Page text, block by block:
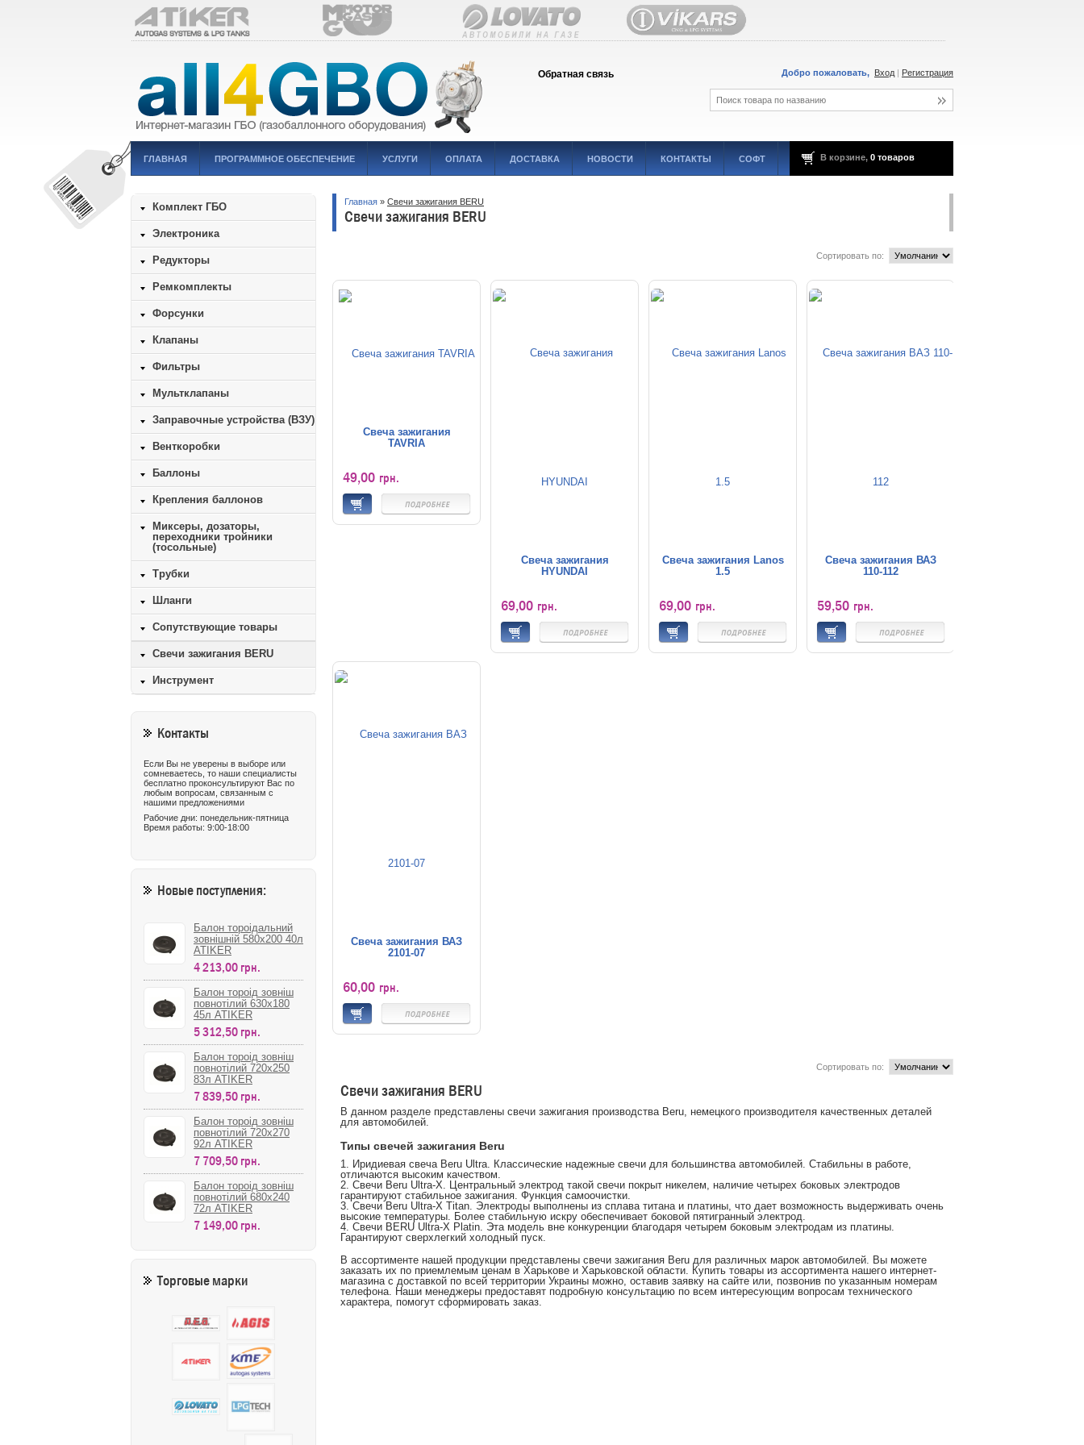
Обратная связь Добро пожаловать, Вход | Регистрация
В корзине, 0 товаров
ГЛАВНАЯ ПРОГРАММНОЕ ОБЕСПЕЧЕНИЕ УСЛУГИ ОПЛАТА ДОСТАВКА НОВОСТИ КОНТАКТЫ СОФТ
Главная » Свечи зажигания BERU
Свечи зажигания BERU
Сортировать по:
Свеча зажигания
TAVRIA
49,00 грн.
Свеча зажигания
HYUNDAI
69,00 грн.
Свеча зажигания Lanos
1.5
69,00 грн.
Свеча зажигания ВАЗ
110-112
59,50 грн.
Свеча зажигания ВАЗ
2101-07
60,00 грн.
Сортировать по:
Свечи зажигания BERU
В данном разделе представлены свечи зажигания производства Beru, немецкого производителя качественных деталей
для автомобилей.
Типы свечей зажигания Beru
1. Иридиевая свеча Beru Ultra. Классические надежные свечи для большинства автомобилей. Стабильны в работе,
отличаются высоким качеством.
2. Свечи Beru Ultra-X. Центральный электрод такой свечи покрыт никелем, наличие четырех боковых электродов
гарантируют стабильное зажигания. Функция самоочистки.
3. Свечи Beru Ultra-X Titan. Электроды выполнены из сплава титана и платины, что дает возможность выдерживать очень
высокие температуры. Более стабильную искру обеспечивает боковой пятигранный электрод.
4. Свечи BERU Ultra-X Platin. Эта модель вне конкуренции благодаря четырем боковым электродам из платины.
Гарантируют сверхлегкий холодный пуск.
В ассортименте нашей продукции представлены свечи зажигания Beru для различных марок автомобилей. Вы можете
заказать их по приемлемым ценам в Харькове и Харьковской области. Купить товары из ассортимента нашего интернет-
магазина с доставкой по всей территории Украины можно, оставив заявку на сайте или, позвонив по указанным номерам
телефона. Наши менеджеры предоставят подробную консультацию по всем интересующим вопросам технического
характера, помогут сформировать заказ.
Комплект ГБО
Электроника
Редукторы
Ремкомплекты
Форсунки
Клапаны
Фильтры
Мультклапаны
Заправочные устройства (ВЗУ)
Венткоробки
Баллоны
Крепления баллонов
Миксеры, дозаторы,
переходники тройники
(тосольные)
Трубки
Шланги
Сопутствующие товары
Свечи зажигания BERU
Инструмент
Контакты
Если Вы не уверены в выборе или
сомневаетесь, то наши специалисты
бесплатно проконсультируют Вас по
любым вопросам, связанным с
нашими предложениями
Рабочие дни: понедельник-пятница
Время работы: 9:00-18:00
Новые поступления:
Балон тороідальний
зовнішній 580х200 40л
ATIKER
4 213,00 грн.
Балон тороід зовніш
повнотілий 630х180
45л ATIKER
5 312,50 грн.
Балон тороід зовніш
повнотілий 720х250
83л ATIKER
7 839,50 грн.
Балон тороід зовніш
повнотілий 720х270
92л ATIKER
7 709,50 грн.
Балон тороід зовніш
повнотілий 680х240
72л ATIKER
7 149,00 грн.
Торговые марки